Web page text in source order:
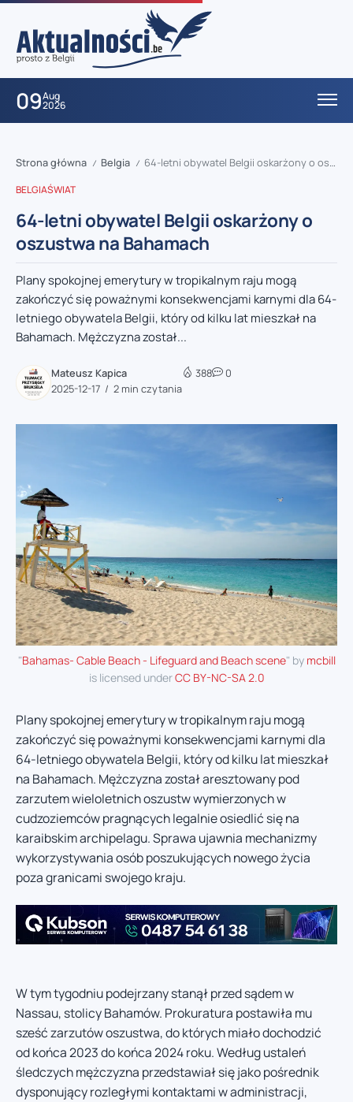
09Aug
2026
Strona główna / Belgia / 64-letni obywatel Belgii oskarżony o oszustwa na Bahamach
BELGIAŚWIAT
64-letni obywatel Belgii oskarżony o
oszustwa na Bahamach
Plany spokojnej emerytury w tropikalnym raju mogą
zakończyć się poważnymi konsekwencjami karnymi dla 64-
letniego obywatela Belgii, który od kilku lat mieszkał na
Bahamach. Mężczyzna został...
Mateusz Kapica
2025-12-17
2 min czytania
388 0
"Bahamas- Cable Beach - Lifeguard and Beach scene" by mcbill
is licensed underCC BY-NC-SA 2.0
Plany spokojnej emerytury w tropikalnym raju mogą
zakończyć się poważnymi konsekwencjami karnymi dla
64-letniego obywatela Belgii, który od kilku lat mieszkał
na Bahamach. Mężczyzna został aresztowany pod
zarzutem wieloletnich oszustw wymierzonych w
cudzoziemców pragnących legalnie osiedlić się na
karaibskim archipelagu. Sprawa ujawnia mechanizmy
wykorzystywania osób poszukujących nowego życia
poza granicami swojego kraju.
W tym tygodniu podejrzany stanął przed sądem w
Nassau, stolicy Bahamów. Prokuratura postawiła mu
sześć zarzutów oszustwa, do których miało dochodzić
od końca 2023 do końca 2024 roku. Według ustaleń
śledczych mężczyzna przedstawiał się jako pośrednik
dysponujący rozległymi kontaktami w administracji,